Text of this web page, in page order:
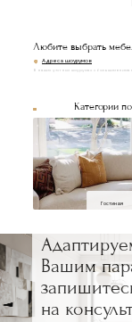
Любите выбрать
Адреса шоурумов
В наших уютных шоурумах с большим
Категории
Гостиная
Вашим
на